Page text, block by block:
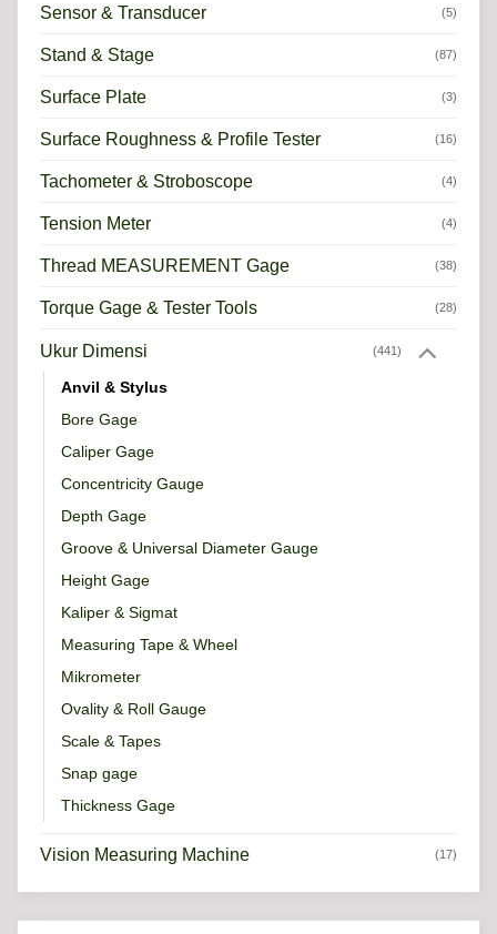
Sensor & Transducer (5)
Stand & Stage (87)
Surface Plate (3)
Surface Roughness & Profile Tester (16)
Tachometer & Stroboscope (4)
Tension Meter (4)
Thread MEASUREMENT Gage (38)
Torque Gage & Tester Tools (28)
Ukur Dimensi (441)
Anvil & Stylus
Bore Gage
Caliper Gage
Concentricity Gauge
Depth Gage
Groove & Universal Diameter Gauge
Height Gage
Kaliper & Sigmat
Measuring Tape & Wheel
Mikrometer
Ovality & Roll Gauge
Scale & Tapes
Snap gage
Thickness Gage
Vision Measuring Machine (17)